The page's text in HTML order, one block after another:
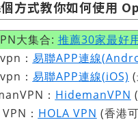
方式教你如何使用
大集合: 推薦30家最好
： 易聯APP連線
： 易聯APP連線(iOS)
： HidemanVPN
： HOLA VPN (香港